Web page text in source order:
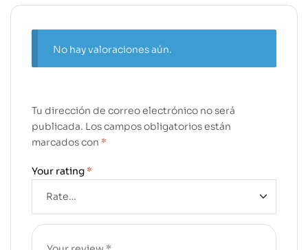
No hay valoraciones aún.
Tu dirección de correo electrónico no será
publicada. Los campos obligatorios están
marcados con *
Your rating *